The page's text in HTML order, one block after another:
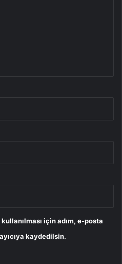
için adım, e-posta
kaydedilsin.